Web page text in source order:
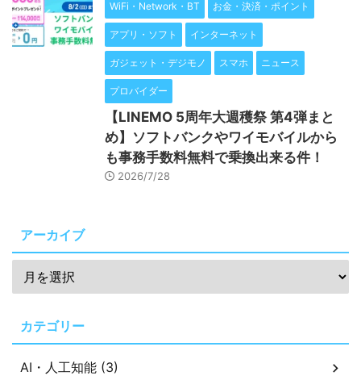
WiFi・Network・BT お金・決済・ポイント
アプリ・ソフト インターネット
ガジェット・デジモノ スマホ ニュース
プロバイダー
【LINEMO 5周年大週穫祭 第4弾まと
め】ソフトバンクやワイモバイルから
も事務手数料無料で乗換出来る件！
2026/7/28
アーカイブ
カテゴリー
AI・人工知能 (3)